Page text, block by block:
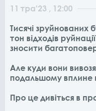
11 тра'23 , 12:00
Тисячі зруйнованих
тон відходів
зносити
Але куди вони
подальшому вплине
Про це дивіться в